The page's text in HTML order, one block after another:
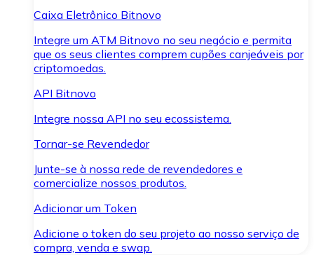
Caixa Eletrônico Bitnovo
Integre um ATM Bitnovo no seu negócio e permita
que os seus clientes comprem cupões canjeáveis por
criptomoedas.
API Bitnovo
Integre nossa API no seu ecossistema.
Tornar-se Revendedor
Junte-se à nossa rede de revendedores e
comercialize nossos produtos.
Adicionar um Token
Adicione o token do seu projeto ao nosso serviço de
compra, venda e swap.